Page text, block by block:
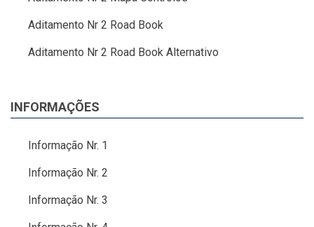
Aditamento Nr 2 Road Book
Aditamento Nr 2 Road Book Alternativo
INFORMAÇÕES
Informação Nr. 1
Informação Nr. 2
Informação Nr. 3